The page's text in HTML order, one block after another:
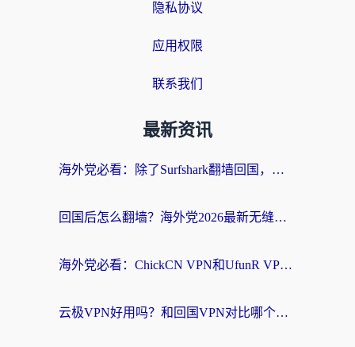
隐私协议
应用权限
联系我们
最新资讯
海外党必看：除了Surfshark翻墙回国，这些加速器选择技巧你真的懂吗？
回国后怎么翻墙？海外党2026最新无缝访问国内资源全攻略（附对比实测）
海外党必看：ChickCN VPN和UfunR VPN对比哪个回国效果更好？附实用选择指南
云极VPN好用吗？和回国VPN对比哪个回国效果更好？海外党亲测避坑指南